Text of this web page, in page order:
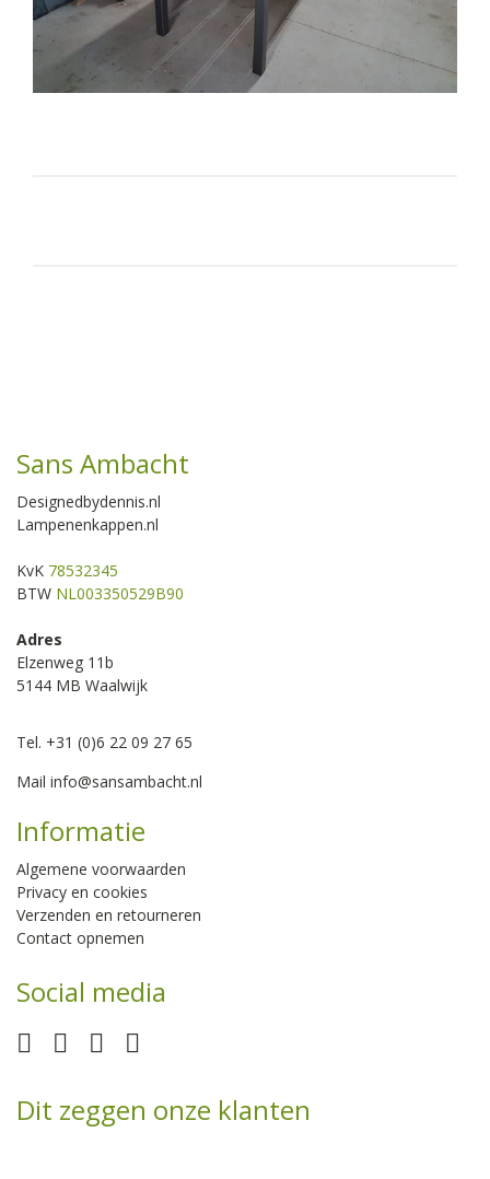
Sans Ambacht
Designedbydennis.nl
Lampenenkappen.nl
KvK 78532345
BTW NL003350529B90
Adres
Elzenweg 11b
5144 MB Waalwijk
Tel. +31 (0)6 22 09 27 65
Mail info@sansambacht.nl
Informatie
Algemene voorwaarden
Privacy en cookies
Verzenden en retourneren
Contact opnemen
Social media
Dit zeggen onze klanten